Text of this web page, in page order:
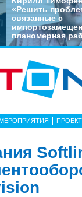
«Решить
связанные с
планомерная